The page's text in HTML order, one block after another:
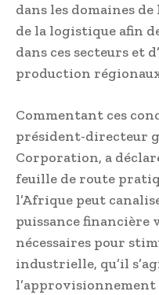
dans les domaines
de la logistique afin
dans ces secteurs et
production
Commentant ces
président-directeur
Corporation, a
feuille de route
l’Afrique peut
puissance
nécessaires pour
industrielle, qu’il